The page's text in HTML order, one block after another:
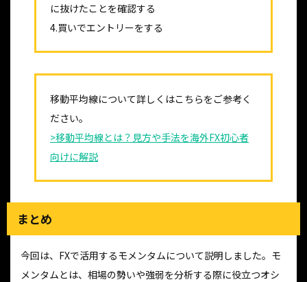
に抜けたことを確認する
4.買いでエントリーをする
移動平均線について詳しくはこちらをご参考く
ださい。
>移動平均線とは？見方や手法を海外FX初心者
向けに解説
まとめ
今回は、FXで活用するモメンタムについて説明しました。モ
メンタムとは、相場の勢いや強弱を分析する際に役立つオシ